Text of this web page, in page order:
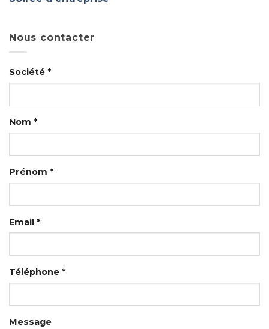
Nous contacter
Société *
Nom *
Prénom *
Email *
Téléphone *
Message